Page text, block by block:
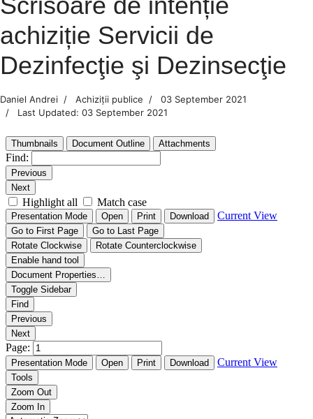
achiziție Servicii de
Dezinfecţie şi Dezinsecţie
Daniel Andrei Achiziții publice
03 September 2021
Last Updated: 03 September 2021